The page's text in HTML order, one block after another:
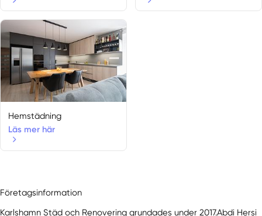
Hemstädning
Läs mer här
Företagsinformation
Karlshamn Städ och Renovering grundades under 2017.Abdi Hersi